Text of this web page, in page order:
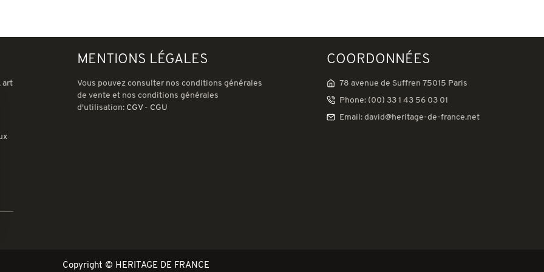
art
MENTIONS LÉGALES
Vous pouvez consulter nos conditions générales
de vente et nos conditions générales
d'utilisation: CGV- CGU
COORDONNÉES
78 avenue de Suffren 75015 Paris
Phone: (00) 33 1 43 56 03 01
Email: david@heritage-de-france.net
Copyright © HERITAGE DE FRANCE
de confidentialité, en garantissant la conformité avec les réglementations. Personnalisez vos préférences pour contrôler la manière